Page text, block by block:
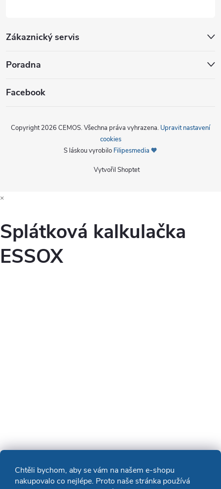
Chtěli bychom, aby se vám na našem e-shopu
nakupovalo co nejlépe. Proto naše stránka používá
Zákaznický servis
Poradna
Facebook
Vytvořil Shoptet
Copyright 2026 CEMOS. Všechna práva vyhrazena. Upravit nastavení
cookies
S láskou vyrobilo Filipesmedia 🧡
×
Splátková kalkulačka
ESSOX